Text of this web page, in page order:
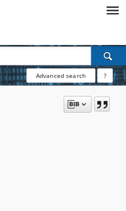
Advanced search ?